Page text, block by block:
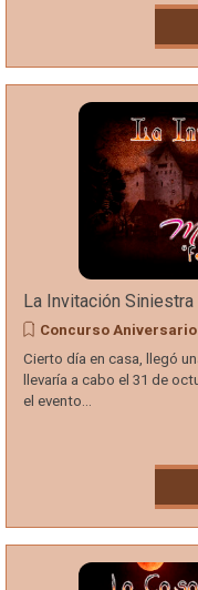
La Invitación Siniestra
Concurso Aniversario
Cierto día en casa, llegó
llevaría a cabo el 31 de
el evento...